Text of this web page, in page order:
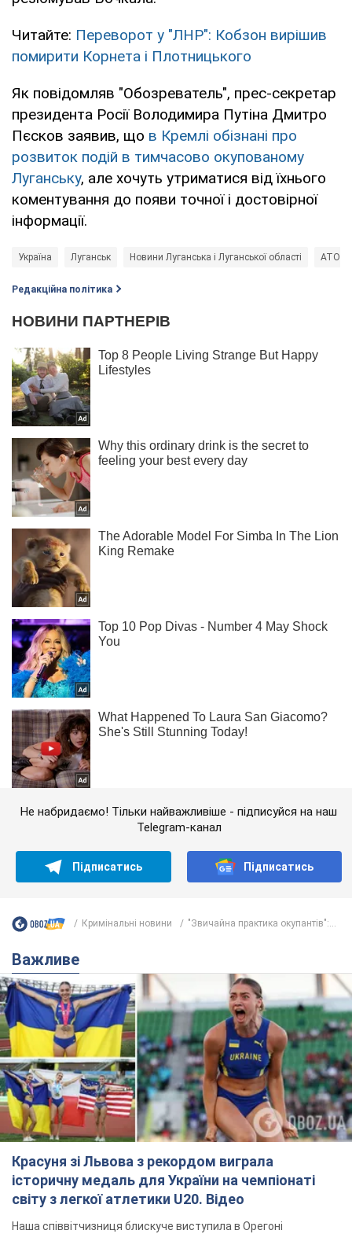
Читайте: Переворот у "ЛНР": Кобзон вирішив
помирити Корнета і Плотницького
Як повідомляв "Обозреватель", прес-секретар
президента Росії Володимира Путіна Дмитро
Пєсков заявив, що в Кремлі обізнані про
розвиток подій в тимчасово окупованому
Луганську, але хочуть утриматися від їхнього
коментування до появи точної і достовірної
інформації.
Україна Луганськ Новини Луганська і Луганської області АТО
Редакційна політика
Не набридаємо! Тільки найважливіше - підписуйся на наш
Telegram-канал
Підписатись Підписатись
Кримінальні новини "Звичайна практика окупантів":...
Важливе
Красуня зі Львова з рекордом виграла
історичну медаль для України на чемпіонаті
світу з легкої атлетики U20. Відео
Наша співвітчизниця блискуче виступила в Орегоні